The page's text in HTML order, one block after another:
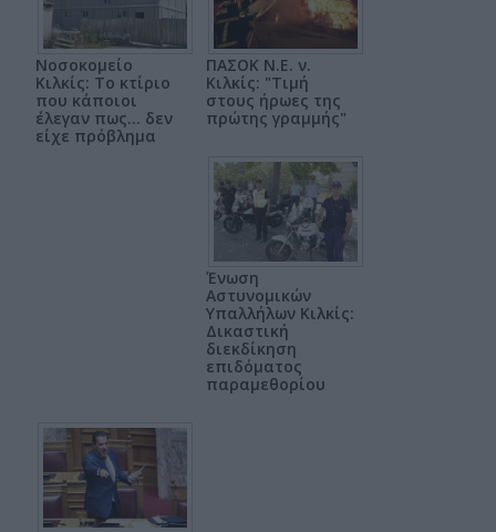
Νοσοκομείο
Κιλκίς: Το κτίριο
που κάποιοι
έλεγαν πως... δεν
είχε πρόβλημα
ΠΑΣΟΚ Ν.Ε. ν.
Κιλκίς: "Τιμή
στους ήρωες της
πρώτης γραμμής"
Ένωση
Αστυνομικών
Υπαλλήλων Κιλκίς:
Δικαστική
διεκδίκηση
επιδόματος
παραμεθορίου